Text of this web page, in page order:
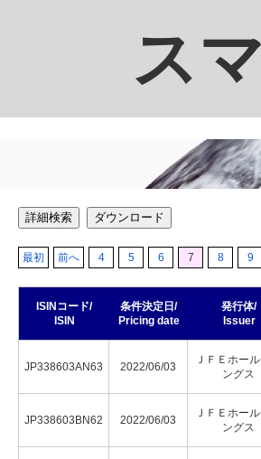
ス
詳細検索 ダウンロード
最初 前へ 4 5 6 7 8 9
ISINコード/
ISIN
条件決定日/
Pricing date
発行体/
Issuer
JP338603AN63 2022/06/03
ＪＦＥホー
ングス
JP338603BN62 2022/06/03
ＪＦＥホー
ングス